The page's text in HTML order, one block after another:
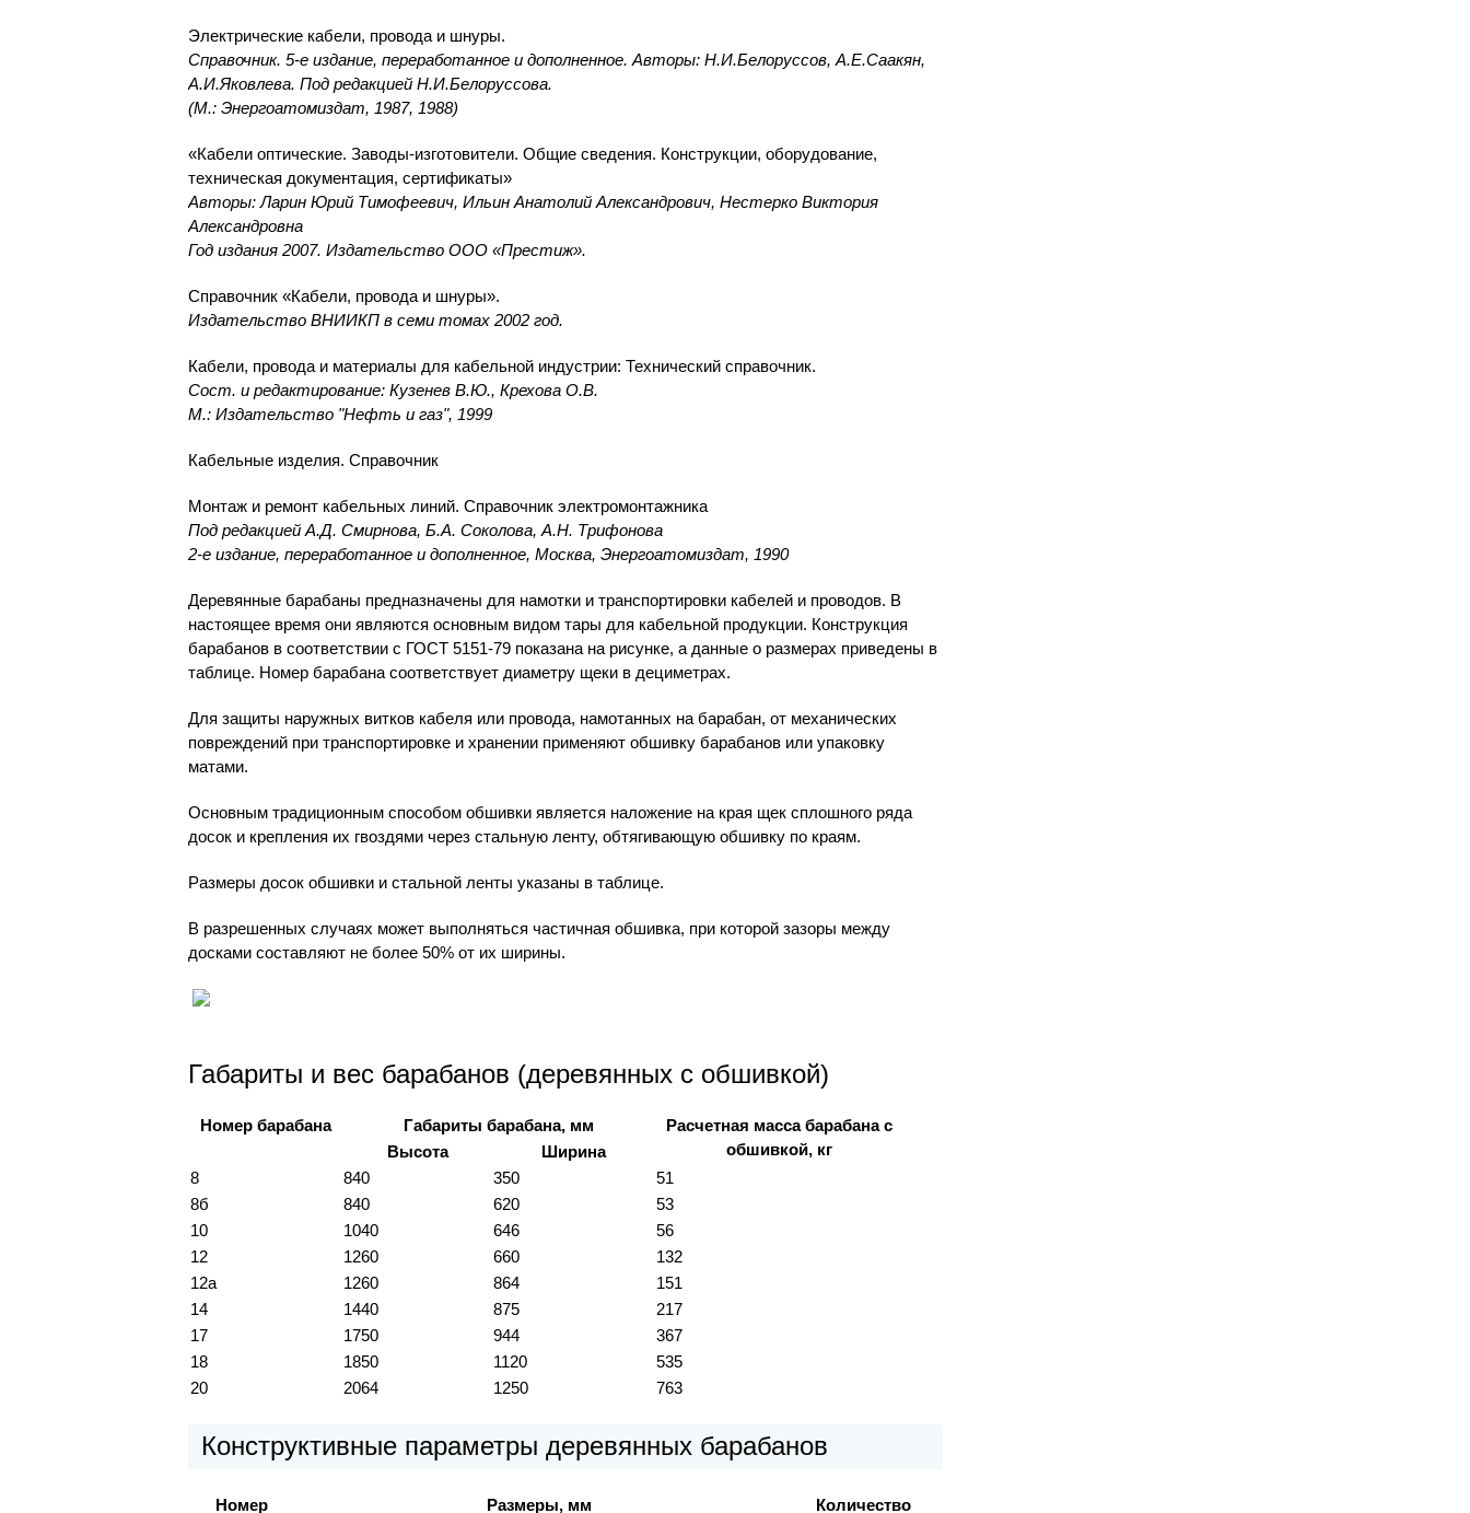
Электрические кабели, провода и шнуры.
Справочник. 5-е издание, переработанное и дополненное. Авторы: Н.И.Белоруссов, А.Е.Саакян,
А.И.Яковлева. Под редакцией Н.И.Белоруссова.
(М.: Энергоатомиздат, 1987, 1988)
«Кабели оптические. Заводы-изготовители. Общие сведения. Конструкции, оборудование,
техническая документация, сертификаты»
Авторы: Ларин Юрий Тимофеевич, Ильин Анатолий Александрович, Нестерко Виктория
Александровна
Год издания 2007. Издательство ООО «Престиж».
Справочник «Кабели, провода и шнуры».
Издательство ВНИИКП в семи томах 2002 год.
Кабели, провода и материалы для кабельной индустрии: Технический справочник.
Сост. и редактирование: Кузенев В.Ю., Крехова О.В.
М.: Издательство "Нефть и газ", 1999
Кабельные изделия. Справочник
Монтаж и ремонт кабельных линий. Справочник электромонтажника
Под редакцией А.Д. Смирнова, Б.А. Соколова, А.Н. Трифонова
2-е издание, переработанное и дополненное, Москва, Энергоатомиздат, 1990
Деревянные барабаны предназначены для намотки и транспортировки кабелей и проводов. В
настоящее время они являются основным видом тары для кабельной продукции. Конструкция
барабанов в соответствии с ГОСТ 5151-79 показана на рисунке, а данные о размерах приведены в
таблице. Номер барабана соответствует диаметру щеки в дециметрах.
Для защиты наружных витков кабеля или провода, намотанных на барабан, от механических
повреждений при транспортировке и хранении применяют обшивку барабанов или упаковку
матами.
Основным традиционным способом обшивки является наложение на края щек сплошного ряда
досок и крепления их гвоздями через стальную ленту, обтягивающую обшивку по краям.
Размеры досок обшивки и стальной ленты указаны в таблице.
В разрешенных случаях может выполняться частичная обшивка, при которой зазоры между
досками составляют не более 50% от их ширины.
Габариты и вес барабанов (деревянных с обшивкой)
Номер барабана Габариты барабана, мм
Расчетная масса барабана с
обшивкой, кг
Высота
Ширина
8
840 350
51
8б
840 620
53
10
1040 646
56
12
1260 660
132
12а
1260 864
151
14
1440 875
217
17
1750 944
367
18
1850 1120
535
20
2064 1250 763
Конструктивные параметры деревянных барабанов
Номер Размеры, мм Количество